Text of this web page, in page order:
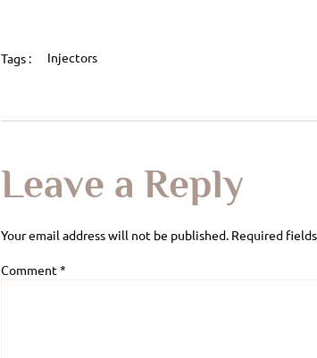
Tags : Injectors
Leave a Reply
Your email address will not be published. Required
Comment*